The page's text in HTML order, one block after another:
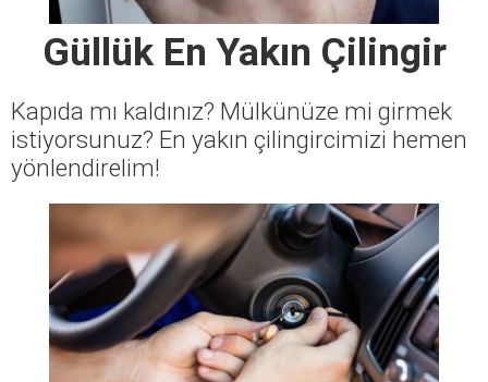
Güllük En Yakın Çilingir
Kapıda mı kaldınız? Mülkünüze mi girmek
istiyorsunuz? En yakın çilingircimizi hemen
yönlendirelim!